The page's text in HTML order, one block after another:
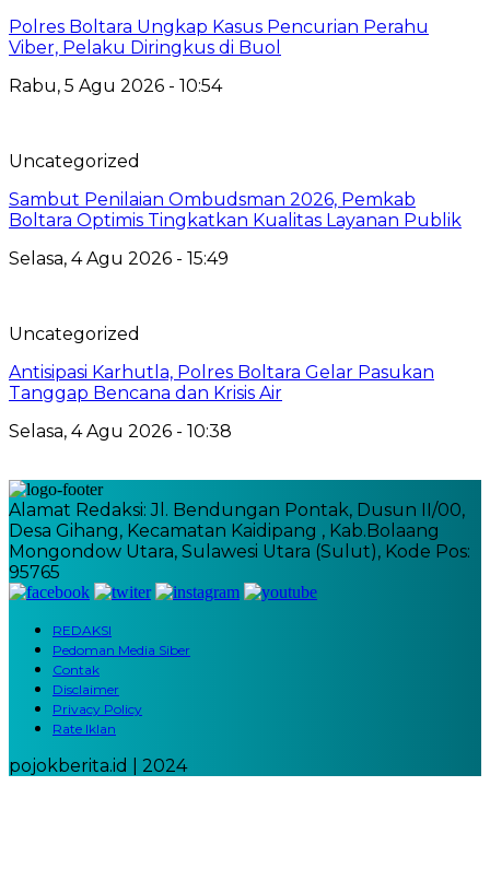
Polres Boltara Ungkap Kasus Pencurian Perahu
Viber, Pelaku Diringkus di Buol
Rabu, 5 Agu 2026 - 10:54
Uncategorized
Sambut Penilaian Ombudsman 2026, Pemkab
Boltara Optimis Tingkatkan Kualitas Layanan Publik
Selasa, 4 Agu 2026 - 15:49
Uncategorized
Antisipasi Karhutla, Polres Boltara Gelar Pasukan
Tanggap Bencana dan Krisis Air
Selasa, 4 Agu 2026 - 10:38
Alamat Redaksi: Jl. Bendungan Pontak, Dusun II/00,
Desa Gihang, Kecamatan Kaidipang , Kab.Bolaang
Mongondow Utara, Sulawesi Utara (Sulut), Kode Pos:
95765
REDAKSI
Pedoman Media Siber
Contak
Disclaimer
Privacy Policy
Rate Iklan
pojokberita.id | 2024